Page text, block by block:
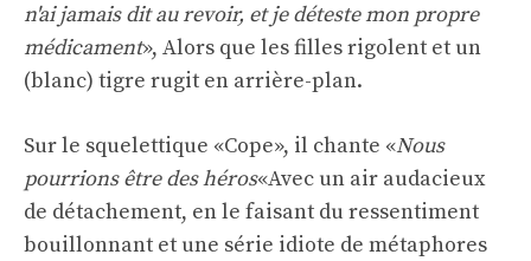
n'ai jamais dit au revoir, et je déteste mon propre
médicament», Alors que les filles rigolent et un
(blanc) tigre rugit en arrière-plan.
Sur le squelettique «Cope», il chante «Nous
pourrions être des héros«Avec un air audacieux
de détachement, en le faisant du ressentiment
bouillonnant et une série idiote de métaphores